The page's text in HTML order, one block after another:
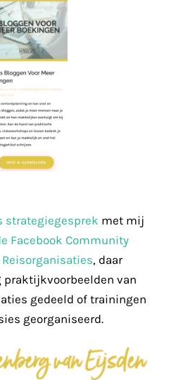
strategiegesprek met mij
Facebook Community
, daar
praktijkvoorbeelden van
gedeeld of trainingen
georganiseerd.